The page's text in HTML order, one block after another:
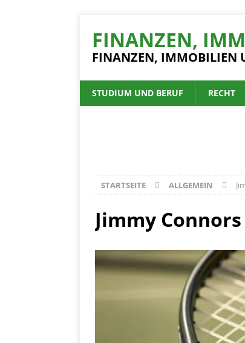
FINANZEN,
FINANZEN, IMMOBILIEN
STUDIUM UND BERUF RECHT
STARTSEITE ALLGEMEIN
Jimmy